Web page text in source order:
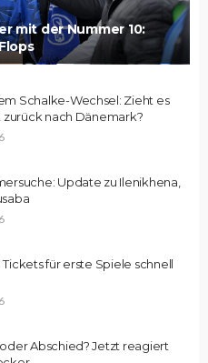
mit der Nummer 10:
Schalke-Wechsel: Zieht es
nach Dänemark?
Update zu Ilenikhena,
für erste Spiele schnell
Abschied? Jetzt reagiert